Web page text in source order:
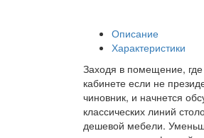
Описание
Характеристики
Заходя в помещение,
кабинете если не
чиновник, и начнется
классических линий
дешевой мебели.